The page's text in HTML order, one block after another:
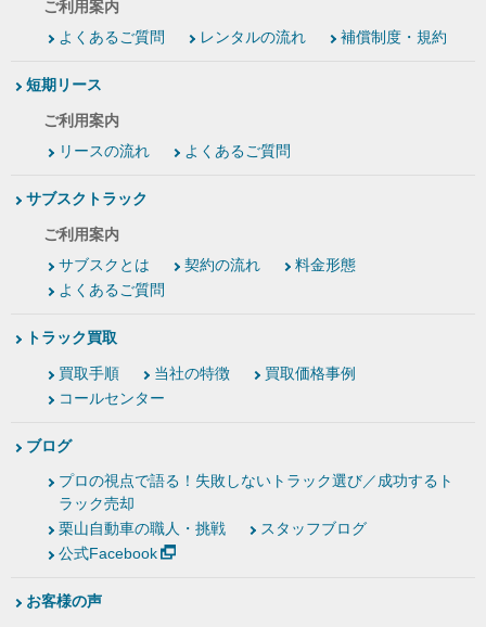
ご利用案内
よくあるご質問
レンタルの流れ 補償制度・規約
短期リース
ご利用案内
リースの流れ
よくあるご質問
サブスクトラック
ご利用案内
サブスクとは
契約の流れ
料金形態
よくあるご質問
トラック買取
買取手順 当社の特徴
買取価格事例
コールセンター
ブログ
プロの視点で語る！失敗しないトラック選び／成功するト
ラック売却
栗山自動車の職人・挑戦
スタッフブログ
公式Facebook
お客様の声